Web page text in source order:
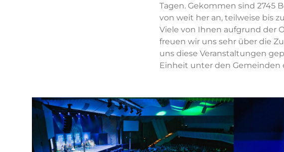
Tagen. Gekommen sind 2745
von weit her an, teilweise bis
Viele von Ihnen aufgrund der
freuen wir uns sehr über die
uns diese Veranstaltungen
Einheit unter den